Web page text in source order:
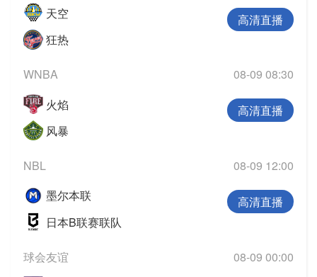
天空
狂热
高清直播
WNBA
08-09 08:30
火焰
风暴
高清直播
NBL
08-09 12:00
墨尔本联
日本B联赛联队
高清直播
球会友谊
08-09 00:00